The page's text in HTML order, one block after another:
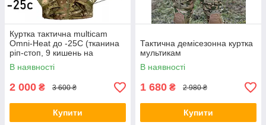
Куртка тактична multicam
Omni-Heat до -25С (тканина
ріп-стоп, 9 кишень на
блискавці)
В наявності
2 000 ₴ 3 600 ₴
Купити
Тактична демісезонна куртка
мультикам
В наявності
1 680 ₴ 2 980 ₴
Купити